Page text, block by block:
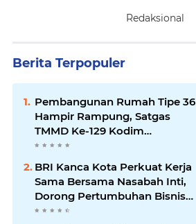
Redaksional
Berita Terpopuler
Pembangunan Rumah Tipe 36
Hampir Rampung, Satgas
TMMD Ke-129 Kodim
1807/Sorong Selatan Wujudkan
BRI Kanca Kota Perkuat Kerja
Sama Bersama Nasabah Inti,
Dorong Pertumbuhan Bisnis
Berkelanjutan